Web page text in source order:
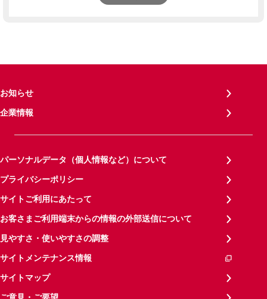
お知らせ
企業情報
パーソナルデータ（個人情報など）について
プライバシーポリシー
サイトご利用にあたって
お客さまご利用端末からの情報の外部送信について
見やすさ・使いやすさの調整
サイトメンテナンス情報
サイトマップ